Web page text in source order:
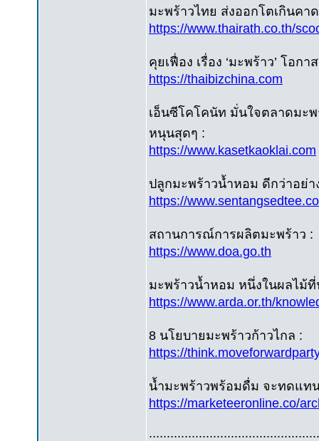
มะพร้าวไทย ส่งออกโตเกินคา
https://www.thairath.co.th/
คุยเฟื่อง เรื่อง ‘มะพร้าว’ โอ
https://thaibizchina.com
เอ็นซีโคโคนัท มั่นใจตลาดมะ
หนุนสุดๆ :
https://www.kasetkaoklai.com
ปลูกมะพร้าวน้ำหอม ดีกว่าอย่
https://
สถานการณ์การผลิตมะพร้าว :
https://www.doa.go.th
มะพร้าวน้ำหอม หนึ่งในผลไม้
https://www.arda.or.th/
8 นโยบายมะพร้าวก้าวไกล :
https://
น้ำมะพร้าวพร้อมดื่ม จะทดแท
https://marketeeronline.co/